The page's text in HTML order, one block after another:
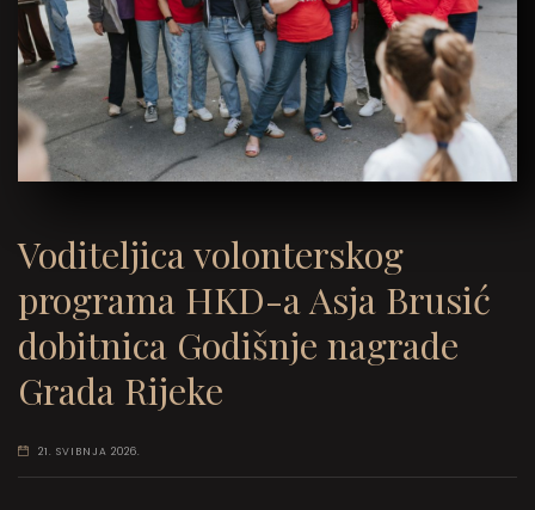
Voditeljica volonterskog
programa HKD-a Asja Brusić
dobitnica Godišnje nagrade
Grada Rijeke
21. SVIBNJA 2026.